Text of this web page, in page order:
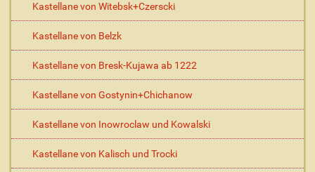
Kastellane von Witebsk+Czerscki
Kastellane von Belzk
Kastellane von Bresk-Kujawa ab 1222
Kastellane von Gostynin+Chichanow
Kastellane von Inowroclaw und Kowalski
Kastellane von Kalisch und Trocki